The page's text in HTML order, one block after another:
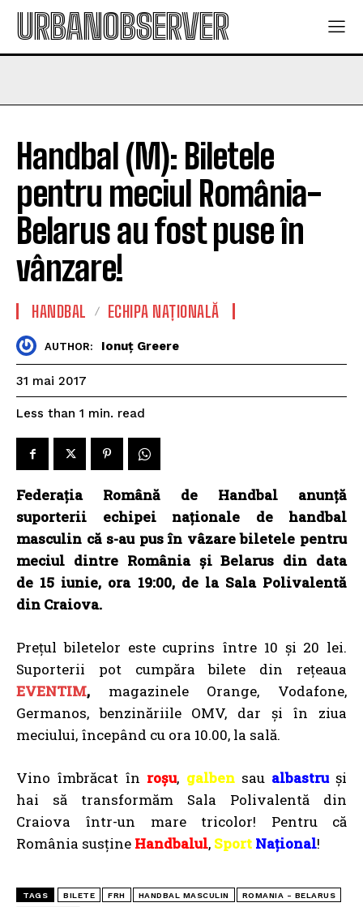
URBANOBSERVER
Handbal (M): Biletele
pentru meciul România-
Belarus au fost puse în
vânzare!
HANDBAL ECHIPA NAȚIONALĂ
AUTHOR: Ionuț Greere
31 mai 2017
Less than 1 min. read
Federația Română de Handbal anunță
suporterii echipei naționale de handbal
masculin că s-au pus în vâzare biletele pentru
meciul dintre România și Belarus din data
de 15 iunie, ora 19:00, de la Sala Polivalentă
din Craiova.
Prețul biletelor este cuprins între 10 și 20 lei.
Suporterii pot cumpăra bilete din rețeaua
EVENTIM, magazinele Orange, Vodafone,
Germanos, benzinăriile OMV, dar și în ziua
meciului, începând cu ora 10.00, la sală.
Vino îmbrăcat în roșu, galben sau albastruși
hai să transformăm Sala Polivalentă din
Craiova într-un mare tricolor! Pentru că
România susține Handbalul, Sport Național!
TAGS BILETE FRH HANDBAL MASCULIN ROMANIA - BELARUS